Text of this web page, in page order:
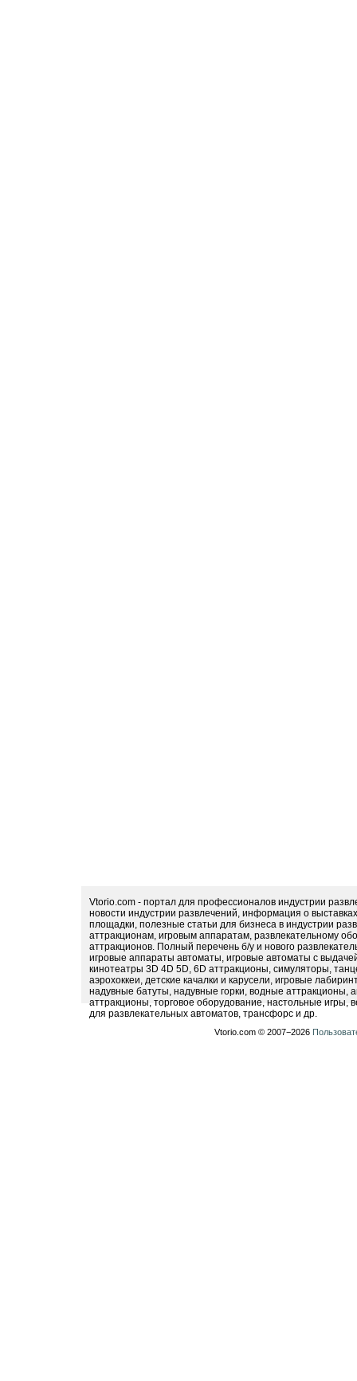
Vtorio.com - портал для профессионалов индустрии
новости индустрии развлечений, информация о
площадки, полезные статьи для бизнеса в индустрии
аттракционам, игровым аппаратам, развлекательному
аттракционов. Полный перечень б/у и нового
игровые аппараты автоматы, игровые автоматы с
кинотеатры 3D 4D 5D, 6D аттракционы, симуляторы,
аэрохоккеи, детские качалки и карусели, игровые
надувные батуты, надувные горки, водные
аттракционы, торговое оборудование, настольные игры,
для развлекательных автоматов, трансфорс и др.
Vtorio.com © 2007−2026